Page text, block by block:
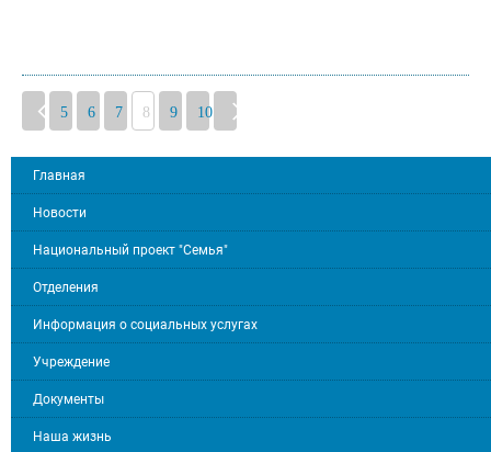
5 6 7 8 9 10
Главная
Новости
Национальный проект "Семья"
Отделения
Информация о социальных услугах
Учреждение
Документы
Наша жизнь